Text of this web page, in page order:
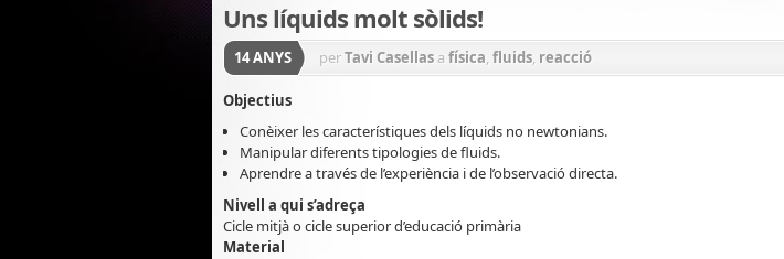
Uns líquids molt sòlids!
14 ANYS perTavi Casellas a física, fluids, reacció
Objectius
Conèixer les característiques dels líquids no newtonians.
Manipular diferents tipologies de fluids.
Aprendre a través de l’experiència i de l’observació directa.
Nivell a qui s’adreça
Cicle mitjà o cicle superior d’educació primària
Material